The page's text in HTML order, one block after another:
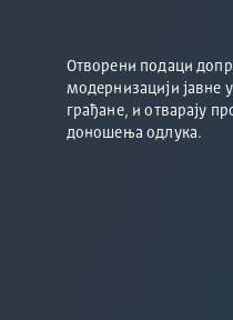
Отворени подаци
модернизацији јавне
грађане, и отварају
доношења одлука.